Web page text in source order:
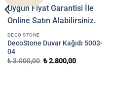
DECO STONE
DecoStone Duvar Kağıdı 5003-
04
₺3.000,00 Orijinal
₺2.800,00Şu